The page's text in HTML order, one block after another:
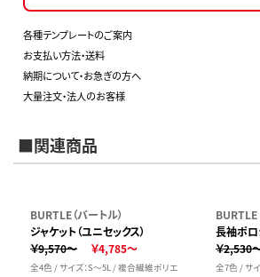
各種テンプレートのご案内
お支払い方法・送料
納期について・お急ぎの方へ
大量注文・法人のお客様
■関連商品
BURTLE（バートル）
ジャケット（ユニセックス）
￥9,570～
￥4,785～
全4色 / サイズ：S～5L / 複合繊維ポリエ
BURTLE
長袖ポロ
￥2,530
全7色 / サ